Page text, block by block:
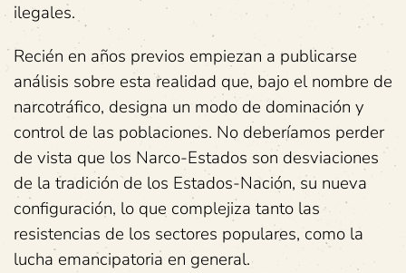
ilegales.
Recién en años previos empiezan a publicarse
análisis sobre esta realidad que, bajo el nombre de
narcotráfico, designa un modo de dominación y
control de las poblaciones. No deberíamos perder
de vista que los Narco-Estados son desviaciones
de la tradición de los Estados-Nación, su nueva
configuración, lo que complejiza tanto las
resistencias de los sectores populares, como la
lucha emancipatoria en general.